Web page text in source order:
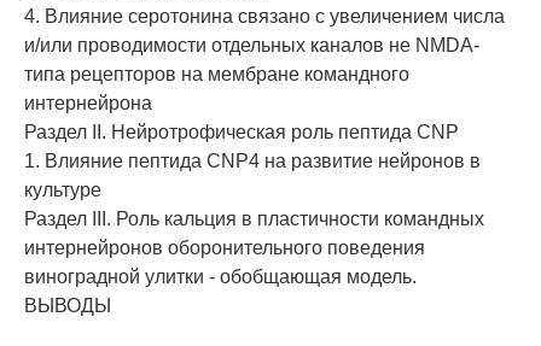
4. Влияние серотонина связано с увеличением числа
и/или проводимости отдельных каналов не NMDA-
типа рецепторов на мембране командного
интернейрона
Раздел II. Нейротрофическая роль пептида CNP
1. Влияние пептида CNP4 на развитие нейронов в
культуре
Раздел III. Роль кальция в пластичности командных
интернейронов оборонительного поведения
виноградной улитки - обобщающая модель.
ВЫВОДЫ